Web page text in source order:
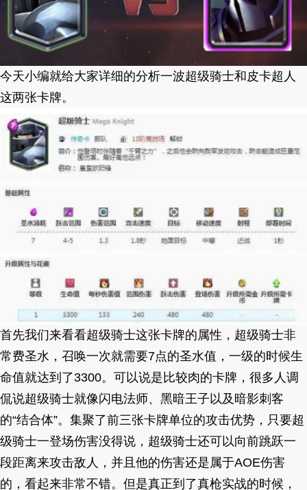
今天小编就给大家详细的分析一波超级骑士和皮卡超人
这两张卡牌。
首先我们来看看超级骑士这张卡牌的属性，超级骑士非
常费圣水，召唤一次就需要7点的圣水值，一级的时候生
命值就达到了3300。可以说是比较肉的卡牌，很多人调
侃说超级骑士就像闪电法师、黑暗王子以及暗影刺客
的“结合体”。集聚了前三张卡牌单位的攻击优势，只要超
级骑士一登场伤害没得说，超级骑士还可以向前跳跃一
段距离来攻击敌人，并且他的伤害还是属于AOE伤害
的，看起来非常不错。但是真正到了真枪实战的时候，